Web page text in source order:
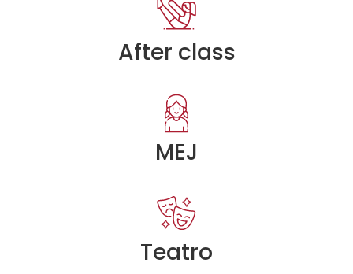
After class
MEJ
Teatro